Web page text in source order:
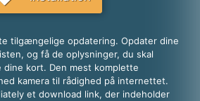
tilgængelige opdatering. Opdater dine
og få de oplysninger, du skal
kort. Den mest komplette
kamera til rådighed på internettet.
et download link, der indeholder